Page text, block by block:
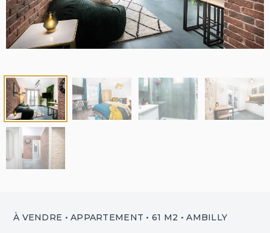
À VENDRE • APPARTEMENT • 61 M2 • AMBILLY